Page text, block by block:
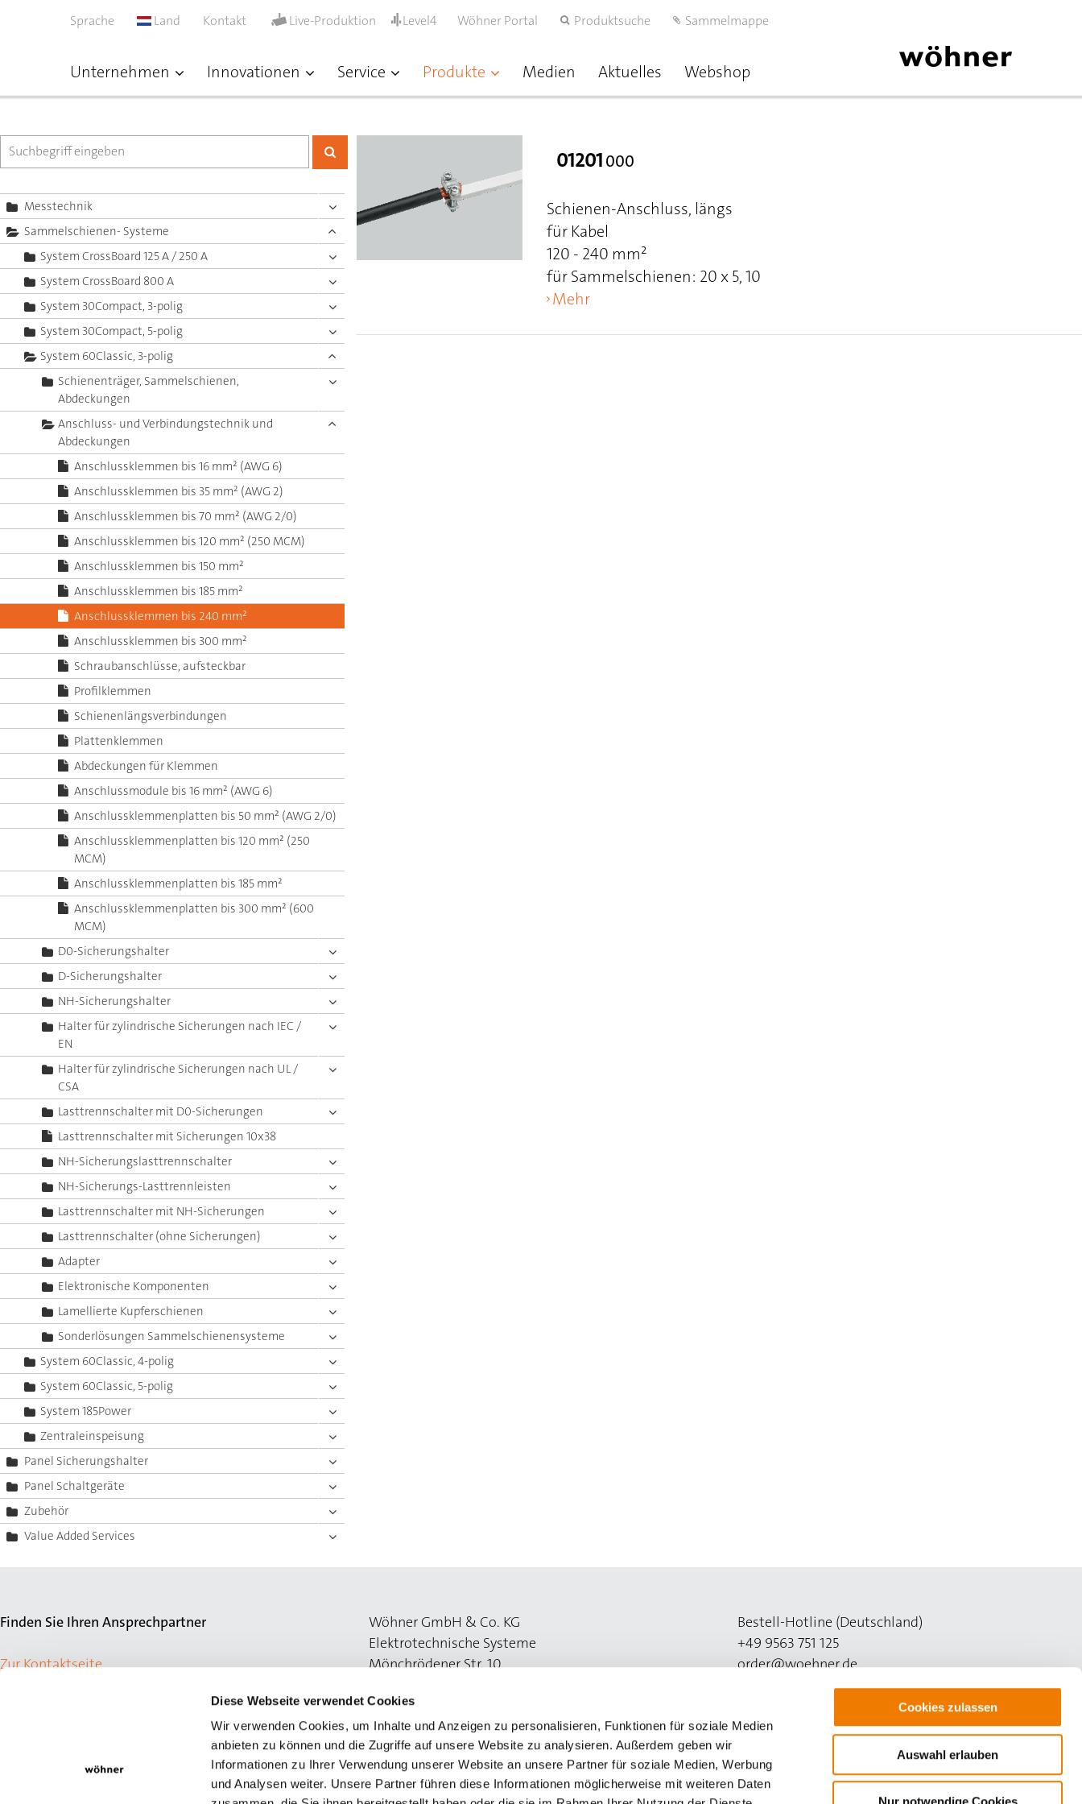
Diese Webseite verwendet Cookies
Wir verwenden Cookies, um Inhalte und Anzeigen zu personalisieren, Funktionen für soziale Medien
anbieten zu können und die Zugriffe auf unsere Website zu analysieren. Außerdem geben wir
Informationen zu Ihrer Verwendung unserer Website an unsere Partner für soziale Medien, Werbung
und Analysen weiter. Unsere Partner führen diese Informationen möglicherweise mit weiteren Daten
Cookies zulassen
Auswahl erlauben
Unternehmen Innovationen Service Produkte Medien Aktuelles Webshop
Sprache Land Kontakt Live-Produktion Level4 Wöhner Portal Produktsuche Sammelmappe
Messtechnik
Sammelschienen- Systeme
System CrossBoard 125 A / 250 A
System CrossBoard 800 A
System 30Compact, 3-polig
System 30Compact, 5-polig
System 60Classic, 3-polig
Schienenträger, Sammelschienen,
Abdeckungen
Anschluss- und Verbindungstechnik und
Abdeckungen
Anschlussklemmen bis 16 mm² (AWG 6)
Anschlussklemmen bis 35 mm² (AWG 2)
Anschlussklemmen bis 70 mm² (AWG 2/0)
Anschlussklemmen bis 120 mm² (250 MCM)
Anschlussklemmen bis 150 mm²
Anschlussklemmen bis 185 mm²
Anschlussklemmen bis 240 mm²
Anschlussklemmen bis 300 mm²
Schraubanschlüsse, aufsteckbar
Profilklemmen
Schienenlängsverbindungen
Plattenklemmen
Abdeckungen für Klemmen
Anschlussmodule bis 16 mm² (AWG 6)
Anschlussklemmenplatten bis 50 mm² (AWG 2/0)
Anschlussklemmenplatten bis 120 mm² (250
MCM)
Anschlussklemmenplatten bis 185 mm²
Anschlussklemmenplatten bis 300 mm² (600
MCM)
D0-Sicherungshalter
D-Sicherungshalter
NH-Sicherungshalter
Halter für zylindrische Sicherungen nach IEC /
EN
Halter für zylindrische Sicherungen nach UL /
CSA
Lasttrennschalter mit D0-Sicherungen
Lasttrennschalter mit Sicherungen 10x38
NH-Sicherungslasttrennschalter
NH-Sicherungs-Lasttrennleisten
Lasttrennschalter mit NH-Sicherungen
Lasttrennschalter (ohne Sicherungen)
Adapter
Elektronische Komponenten
Lamellierte Kupferschienen
Sonderlösungen Sammelschienensysteme
System 60Classic, 4-polig
System 60Classic, 5-polig
System 185Power
Zentraleinspeisung
Panel Sicherungshalter
Panel Schaltgeräte
Zubehör
Value Added Services
01201000
Schienen-Anschluss, längs
für Kabel
120 - 240 mm²
für Sammelschienen: 20 x 5, 10
Mehr
Finden Sie Ihren Ansprechpartner
Zur Kontaktseite
Wöhner GmbH & Co. KG
Elektrotechnische Systeme
Mönchrödener Str. 10
Bestell-Hotline (Deutschland)
+49 9563 751 125
order@woehner.de
Technik-Hotline (Deutschland)
+49 9563 751 508